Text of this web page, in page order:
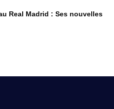
Real Madrid : Ses nouvelles